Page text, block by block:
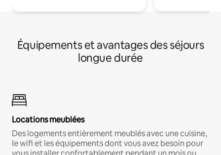
Équipements et avantages des séjours
longue durée
Locations meublées
Des logements entièrement meublés avec une cuisine,
le wifi et les équipements dont vous avez besoin pour